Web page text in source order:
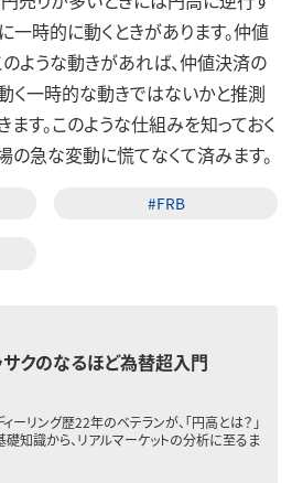
一時的に動くときがあります。仲値
ような動きがあれば、仲値決済の
く一時的な動きではないかと推測
ます。このような仕組みを知っておく
の急な変動に慌てなくて済みます。
#FRB
サクのなるほど為替超入門
リング歴22年のベテランが、「円高とは？」
礎知識から、リアルマーケットの分析に至るま